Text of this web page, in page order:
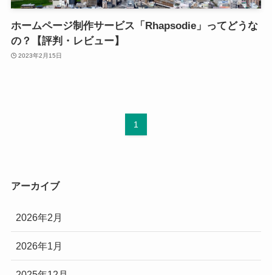
ホームページ制作サービス「Rhapsodie」ってどうな
の？【評判・レビュー】
2023年2月15日
1
アーカイブ
2026年2月
2026年1月